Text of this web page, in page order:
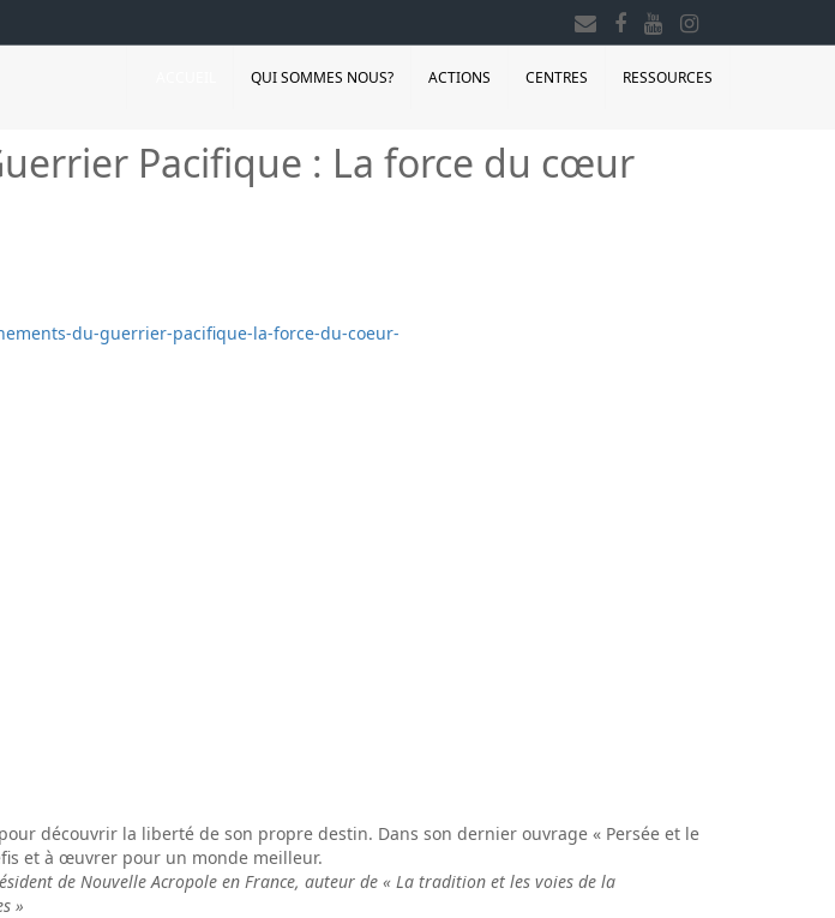
QUI SOMMES NOUS? ACTIONS CENTRES RESSOURCES
Pacifique : La force du cœur
du-guerrier-pacifique-la-force-du-coeur-
découvrir la liberté de son propre destin. Dans son dernier ouvrage « Persée et le
et à œuvrer pour un monde meilleur.
de Nouvelle Acropole en France, auteur de « La tradition et les voies de la
»